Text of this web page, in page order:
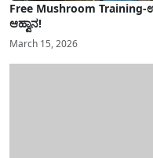
Free Mushroom
ಆಹ್ವಾನ!
March 15, 2026